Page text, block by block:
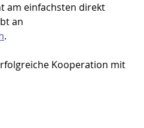
am einfachsten direkt
an
.
Kooperation mit